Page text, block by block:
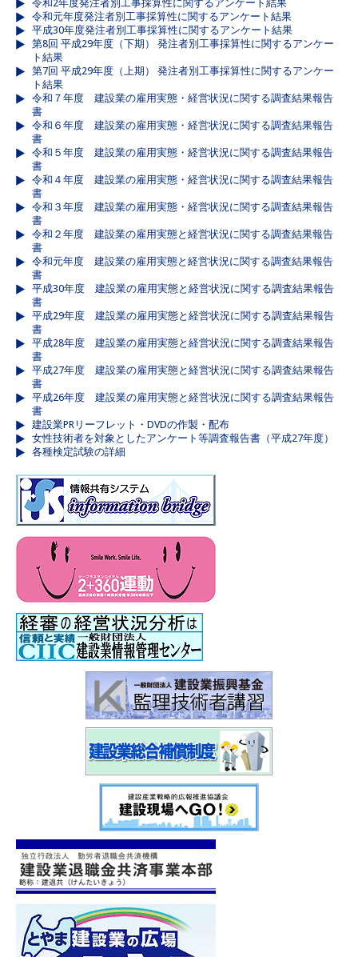
令和2年度発注者別工事採算性に関するアンケート結果
令和元年度発注者別工事採算性に関するアンケート結果
平成30年度発注者別工事採算性に関するアンケート結果
第8回 平成29年度（下期） 発注者別工事採算性に関するアンケー
ト結果
第7回 平成29年度（上期） 発注者別工事採算性に関するアンケー
ト結果
令和７年度 建設業の雇用実態・経営状況に関する調査結果報告
書
令和６年度 建設業の雇用実態・経営状況に関する調査結果報告
書
令和５年度 建設業の雇用実態・経営状況に関する調査結果報告
書
令和４年度 建設業の雇用実態・経営状況に関する調査結果報告
書
令和３年度 建設業の雇用実態・経営状況に関する調査結果報告
書
令和２年度 建設業の雇用実態と経営状況に関する調査結果報告
書
令和元年度 建設業の雇用実態と経営状況に関する調査結果報告
書
平成30年度 建設業の雇用実態と経営状況に関する調査結果報告
書
平成29年度 建設業の雇用実態と経営状況に関する調査結果報告
書
平成28年度 建設業の雇用実態と経営状況に関する調査結果報告
書
平成27年度 建設業の雇用実態と経営状況に関する調査結果報告
書
平成26年度 建設業の雇用実態と経営状況に関する調査結果報告
書
建設業PRリーフレット・DVDの作製・配布
女性技術者を対象としたアンケート等調査報告書（平成27年度）
各種検定試験の詳細